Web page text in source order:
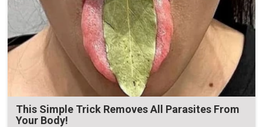
This Simple Trick Removes All Parasites From
Your Body!